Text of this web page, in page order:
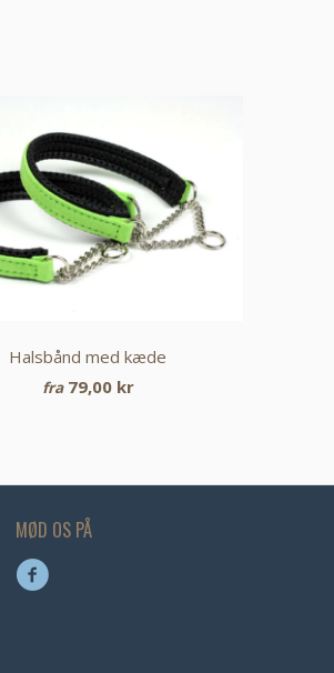
Halsbånd med kæde
fra 79,00 kr
MØD OS PÅ